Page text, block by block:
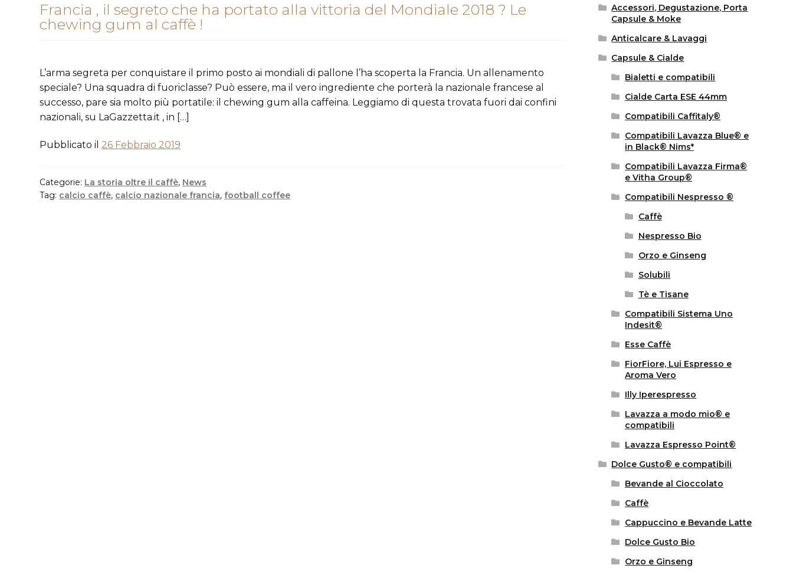
Francia , il segreto che ha portato alla vittoria del Mondiale 2018 ? Le
chewing gum al caffè !
L’arma segreta per conquistare il primo posto ai mondiali di pallone l’ha scoperta la Francia. Un allenamento
speciale? Una squadra di fuoriclasse? Può essere, ma il vero ingrediente che porterà la nazionale francese al
successo, pare sia molto più portatile: il chewing gum alla caffeina. Leggiamo di questa trovata fuori dai confini
nazionali, su LaGazzetta.it , in […]
Pubblicato il 26 Febbraio 2019
Categorie: La storia oltre il caffè, News
Tag: calcio caffè, calcio nazionale francia, football coffee
Accessori, Degustazione, Porta
Capsule & Moke
Anticalcare & Lavaggi
Capsule & Cialde
Bialetti e compatibili
Cialde Carta ESE 44mm
Compatibili Caffitaly®
Compatibili Lavazza Blue® e
in Black® Nims*
Compatibili Lavazza Firma®
e Vitha Group®
Compatibili Nespresso ®
Caffè
Nespresso Bio
Orzo e Ginseng
Solubili
Tè e Tisane
Compatibili Sistema Uno
Indesit®
Esse Caffè
FiorFiore, Lui Espresso e
Aroma Vero
Illy Iperespresso
Lavazza a modo mio® e
compatibili
Lavazza Espresso Point®
Dolce Gusto® e compatibili
Bevande al Cioccolato
Caffè
Cappuccino e Bevande Latte
Dolce Gusto Bio
Orzo e Ginseng